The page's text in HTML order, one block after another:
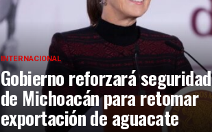
INTERNACIONAL
Gobierno reforzará seguridad
de Michoacán para retomar
exportación de aguacate